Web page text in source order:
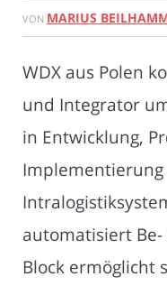
VON MARIUS
WDX aus Polen
und Integrator
in Entwicklung,
automatisiert
Block ermöglicht